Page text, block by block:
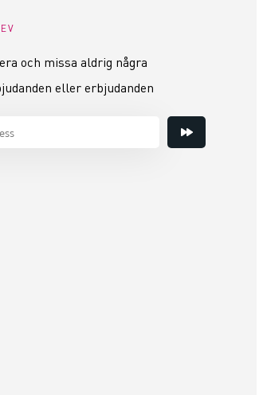
och missa aldrig några
eller erbjudanden